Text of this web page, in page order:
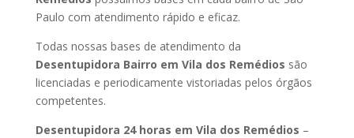
Paulo com atendimento rápido e eficaz.
Todas nossas bases de atendimento da
Desentupidora Bairro em Vila dos Remédios são
licenciadas e periodicamente vistoriadas pelos órgãos
competentes.
Desentupidora 24 horas em Vila dos Remédios –